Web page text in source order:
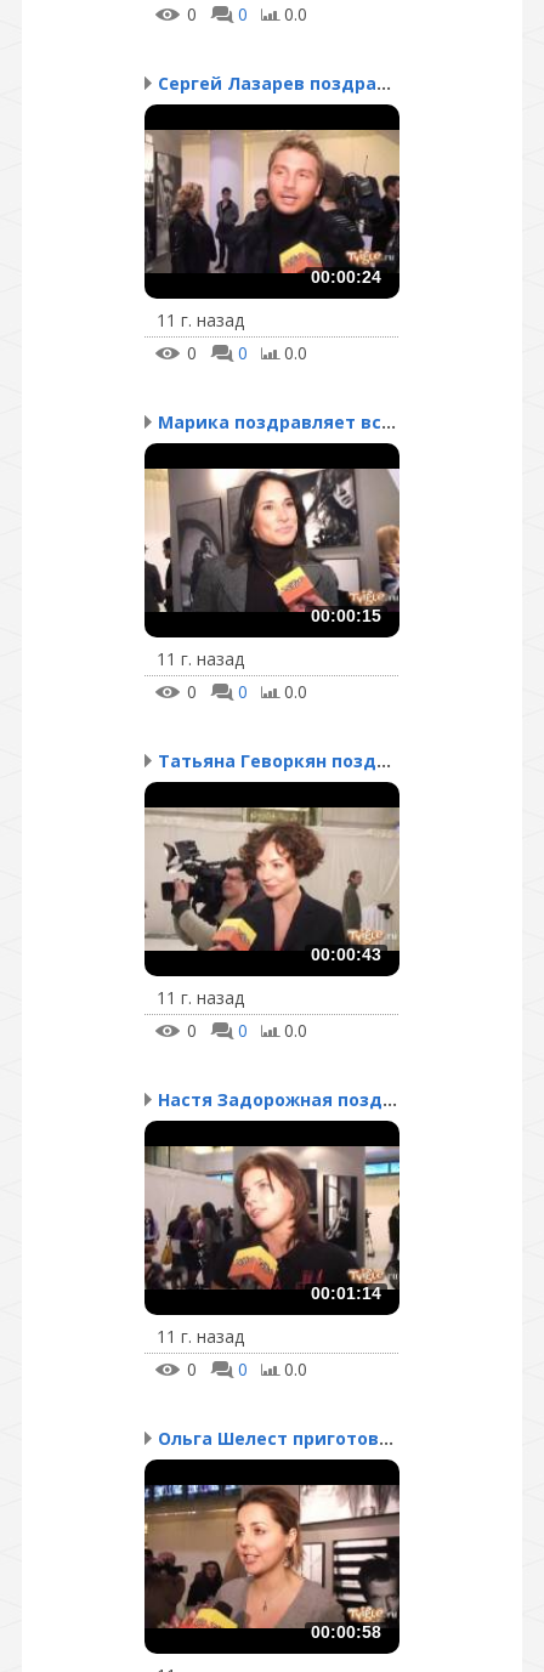
0
0 0.0
Сергей Лазарев поздравл...
00:00:24
11 г. назад
0
0 0.0
Марика поздравляет всех...
00:00:15
11 г. назад
0
0 0.0
Татьяна Геворкян поздра...
00:00:43
11 г. назад
0
0 0.0
Настя Задорожная поздра...
00:01:14
11 г. назад
0
0 0.0
Ольга Шелест приготовил...
00:00:58